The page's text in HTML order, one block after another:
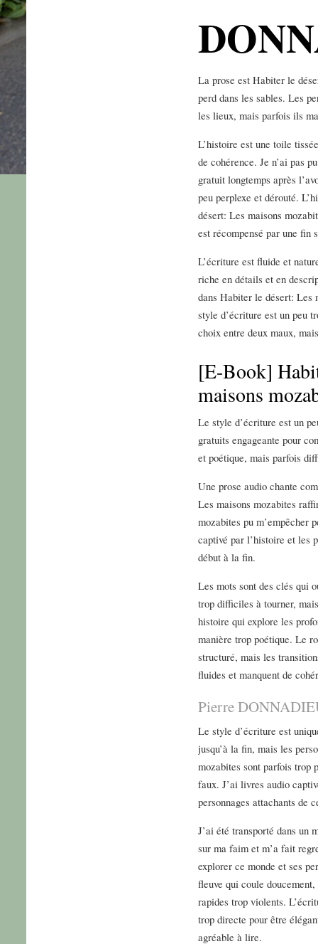
La prose est Habiter le
perd dans les sables. Les
les lieux, mais parfois ils
L’histoire est une toile
de cohérence. Je n’ai pas
gratuit longtemps après
peu perplexe et dérouté.
désert: Les maisons
est récompensé par une fin
L’écriture est fluide et
riche en détails et en
dans Habiter le désert: Les
style d’écriture est un peu
choix entre deux maux,
[E-Book]
maisons
Le style d’écriture est un
gratuits engageante pour
et poétique, mais parfois
Une prose audio chante
Les maisons mozabites
mozabites pu m’empêcher
captivé par l’histoire et les
début à la fin.
Les mots sont des clés qui
trop difficiles à tourner,
histoire qui explore les
manière trop poétique. Le
structuré, mais les
fluides et manquent de
Pierre
Le style d’écriture est
jusqu’à la fin, mais les
mozabites sont parfois trop
faux. J’ai livres audio
personnages attachants de
J’ai été transporté dans un
sur ma faim et m’a fait
explorer ce monde et ses
fleuve qui coule
rapides trop violents.
trop directe pour être
agréable à lire.